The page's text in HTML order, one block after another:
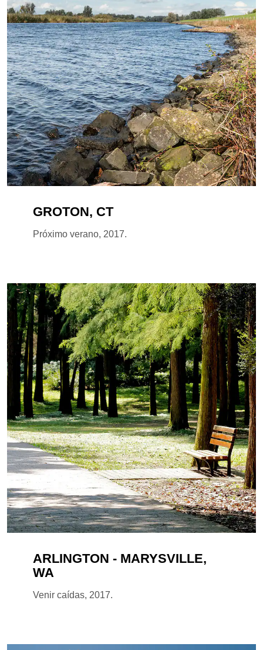
GROTON, CT
Próximo verano, 2017.
ARLINGTON - MARYSVILLE,
WA
Venir caídas, 2017.